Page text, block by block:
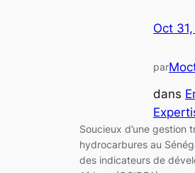
Oct
par
dans
Soucieux d’une gestion
hydrocarbures au
des indicateurs de